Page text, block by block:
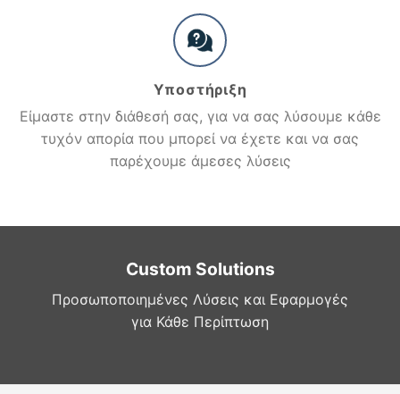
Υποστήριξη
Είμαστε στην διάθεσή σας, για να σας λύσουμε κάθε
τυχόν απορία που μπορεί να έχετε και να σας
παρέχουμε άμεσες λύσεις
Custom Solutions
Προσωποποιημένες Λύσεις και Εφαρμογές
για Κάθε Περίπτωση